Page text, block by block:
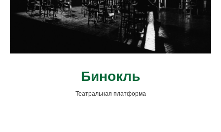
Бинокль
Театральная платформа